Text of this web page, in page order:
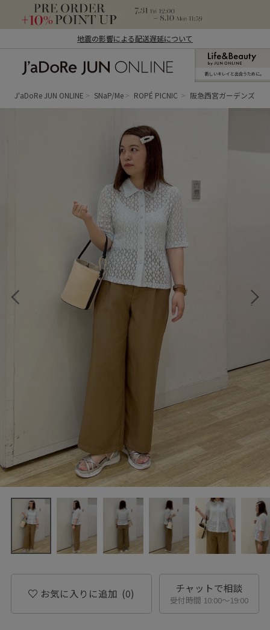
地震の影響による配送遅延について
ン オンライン）
新しいキレイと出合うために。
J'aDoRe JUN ONLINE SNaP/Me ROPÉ PICNIC 阪急西宮ガーデンズ
お気に入りに追加 (0) チャットで相談
受付時間 10:00〜19:00